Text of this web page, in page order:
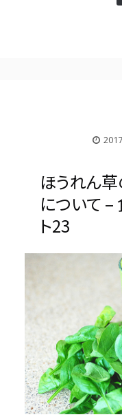
ほうれん
について –
ト23